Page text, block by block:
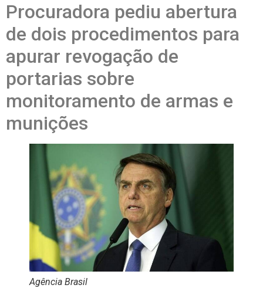
Procuradora pediu abertura
de dois procedimentos para
apurar revogação de
portarias sobre
monitoramento de armas e
munições
Agência Brasil